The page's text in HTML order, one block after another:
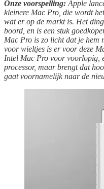
Onze voorspelling: Apple
kleinere Mac Pro, die wordt
wat er op de markt is. Het
boord, en is een stuk
Mac Pro is zo licht dat je hem
voor wieltjes is er voor deze
Intel Mac Pro voor voorlopig,
processor, maar brengt dat
gaat voornamelijk naar de